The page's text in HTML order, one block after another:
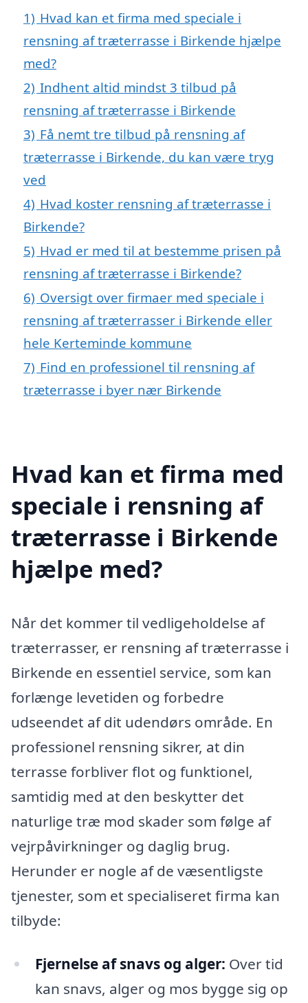
1) Hvad kan et firma med speciale i
rensning af træterrasse i Birkende hjælpe
med?
2) Indhent altid mindst 3 tilbud på
rensning af træterrasse i Birkende
3) Få nemt tre tilbud på rensning af
træterrasse i Birkende, du kan være tryg
ved
4) Hvad koster rensning af træterrasse i
Birkende?
5) Hvad er med til at bestemme prisen på
rensning af træterrasse i Birkende?
6) Oversigt over firmaer med speciale i
rensning af træterrasser i Birkende eller
hele Kerteminde kommune
7) Find en professionel til rensning af
træterrasse i byer nær Birkende
Hvad kan et firma med
speciale i rensning af
træterrasse i Birkende
hjælpe med?
Når det kommer til vedligeholdelse af
træterrasser, er rensning af træterrasse i
Birkende en essentiel service, som kan
forlænge levetiden og forbedre
udseendet af dit udendørs område. En
professionel rensning sikrer, at din
terrasse forbliver flot og funktionel,
samtidig med at den beskytter det
naturlige træ mod skader som følge af
vejrpåvirkninger og daglig brug.
Herunder er nogle af de væsentligste
tjenester, som et specialiseret firma kan
tilbyde:
Fjernelse af snavs og alger: Over tid
kan snavs, alger og mos bygge sig op